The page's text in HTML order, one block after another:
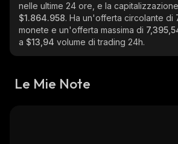
nelle ultime 24 ore, e la
$1.864.958. Ha un'offerta circolante di
monete e un'offerta massima di
a $13,94 volume di trading 24h.
Le Mie Note